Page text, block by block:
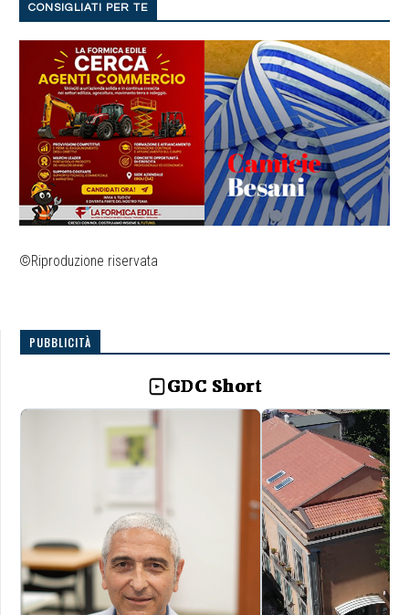
CONSIGLIATI PER TE
©Riproduzione riservata
PUBBLICITÀ
GDC Short